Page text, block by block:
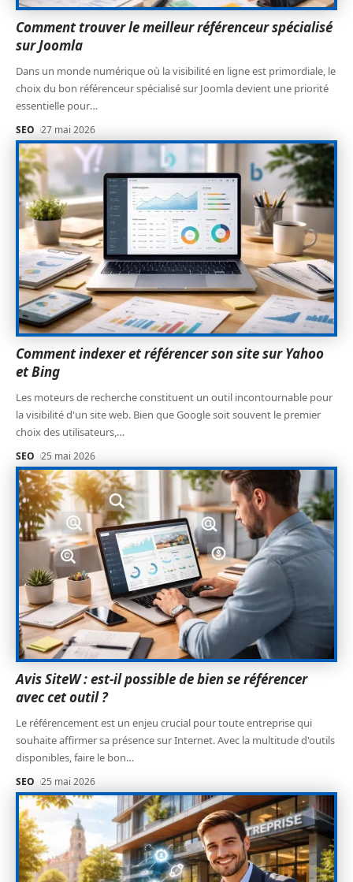
Comment trouver le meilleur référenceur spécialisé
sur Joomla
Dans un monde numérique où la visibilité en ligne est primordiale, le
choix du bon référenceur spécialisé sur Joomla devient une priorité
essentielle pour…
SEO 27 mai 2026
Comment indexer et référencer son site sur Yahoo
et Bing
Les moteurs de recherche constituent un outil incontournable pour
la visibilité d'un site web. Bien que Google soit souvent le premier
choix des utilisateurs, …
SEO 25 mai 2026
Avis SiteW : est-il possible de bien se référencer
avec cet outil ?
Le référencement est un enjeu crucial pour toute entreprise qui
souhaite affirmer sa présence sur Internet. Avec la multitude d'outils
disponibles, faire le bon…
SEO 25 mai 2026